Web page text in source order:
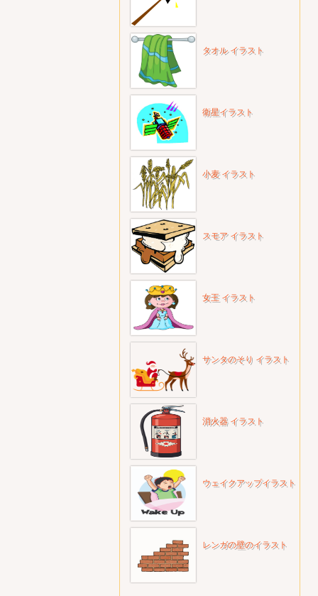
タオル イラスト
衛星イラスト
小麦 イラスト
スモア イラスト
女王 イラスト
サンタのそり イラスト
消火器 イラスト
ウェイクアップイラスト
レンガの壁のイラスト